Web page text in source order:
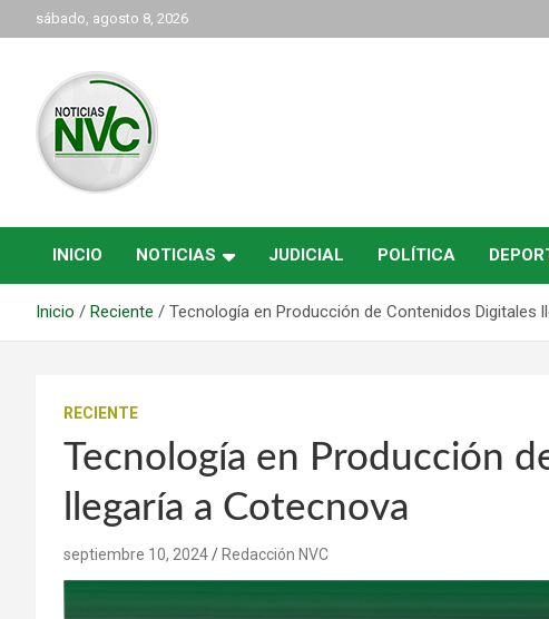
al
sábado, agosto 8, 2026
NVC Noticias
INICIO NOTICIAS JUDICIAL POLÍTICA
Inicio Reciente Tecnología en Producción de Contenidos Digitales
RECIENTE
Tecnología en Producción
llegaría a Cotecnova
septiembre 10, 2024 Redacción NVC